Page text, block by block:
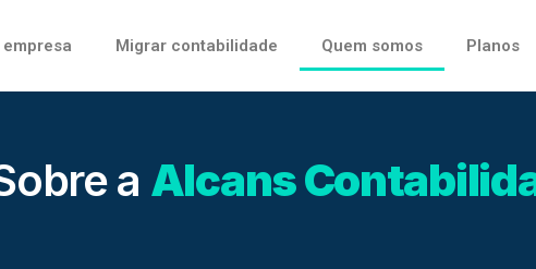
Migrar contabilidade Quem somos Planos
a Alcans